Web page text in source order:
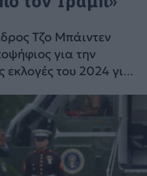
Τζο Μπάιντεν
για την
εκλογές του 2024 για